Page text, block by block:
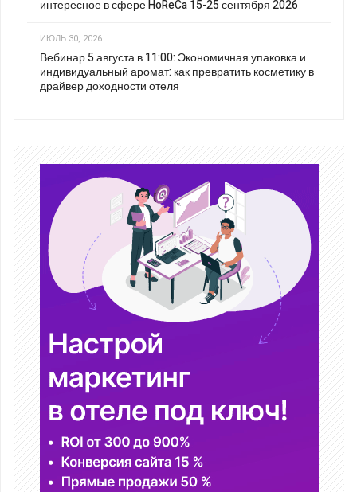
интересное в сфере HoReCa 15-25 сентября 2026
ИЮЛЬ 30, 2026
Вебинар 5 августа в 11:00: Экономичная упаковка и
индивидуальный аромат: как превратить косметику в
драйвер доходности отеля